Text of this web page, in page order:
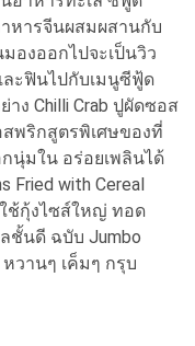
หารจีนผสมผสานกับ
องออกไปจะเป็นวิว
ะฟินไปกับเมนูซีฟู้ด
ง Chilli Crab ปูผัดซอส
พริกสูตรพิเศษของที่
นุ่มใน อร่อยเพลินได้
Fried with Cereal
ช้กุ้งไซส์ใหญ่ ทอด
ชั้นดี ฉบับ Jumbo
วานๆ เค็มๆ กรุบ